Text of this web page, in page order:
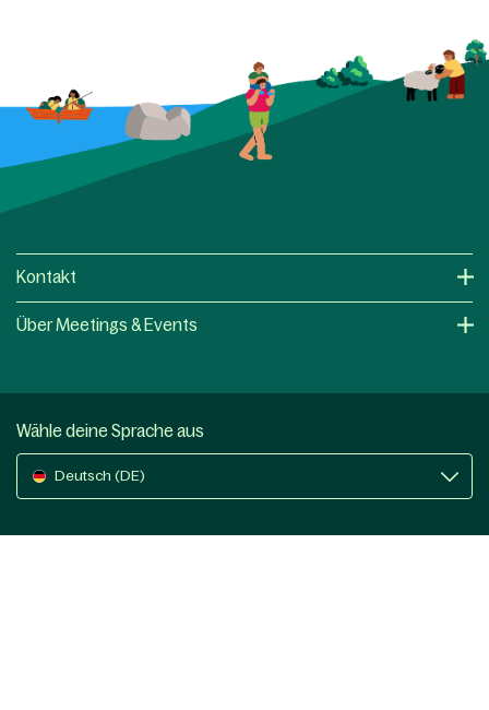
Kontakt
Über Meetings & Events
Wähle deine Sprache aus
Deutsch (DE)